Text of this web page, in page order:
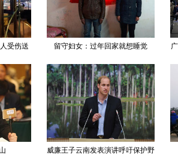
受伤送
留守妇女：过年回家就想睡觉
威廉王子云南发表演讲呼吁保护野